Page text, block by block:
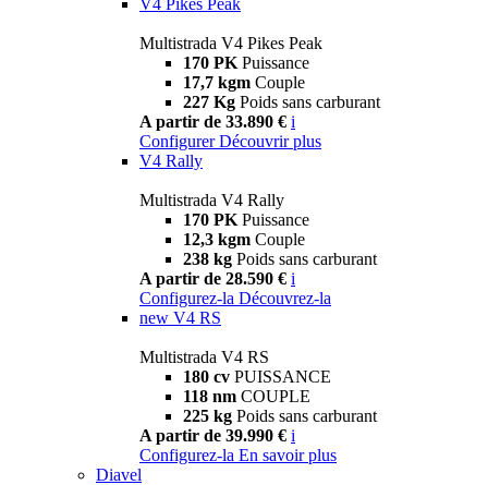
Multistrada V4 Pikes Peak
170 PK Puissance
17,7 kgm Couple
227 Kg Poids sans carburant
A partir de 33.890 € i
Configurer Découvrir plus
V4 Rally
Multistrada V4 Rally
170 PK Puissance
12,3 kgm Couple
238 kg Poids sans carburant
A partir de 28.590 € i
Configurez-la Découvrez-la
new V4 RS
Multistrada V4 RS
180 cv PUISSANCE
118 nm COUPLE
225 kg Poids sans carburant
A partir de 39.990 € i
Configurez-la En savoir plus
Diavel